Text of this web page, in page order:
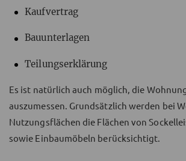
Kaufvertrag
Bauunterlagen
Teilungserklärung
Es ist natürlich auch möglich, die
auszumessen. Grundsätzlich werden bei
Nutzungsflächen die Flächen von
sowie Einbaumöbeln berücksichtigt.